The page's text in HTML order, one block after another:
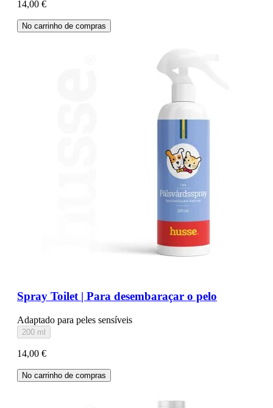
14,00 €
No carrinho de compras
Spray Toilet | Para desembaraçar o pelo
Adaptado para peles sensíveis
200 ml
14,00 €
No carrinho de compras